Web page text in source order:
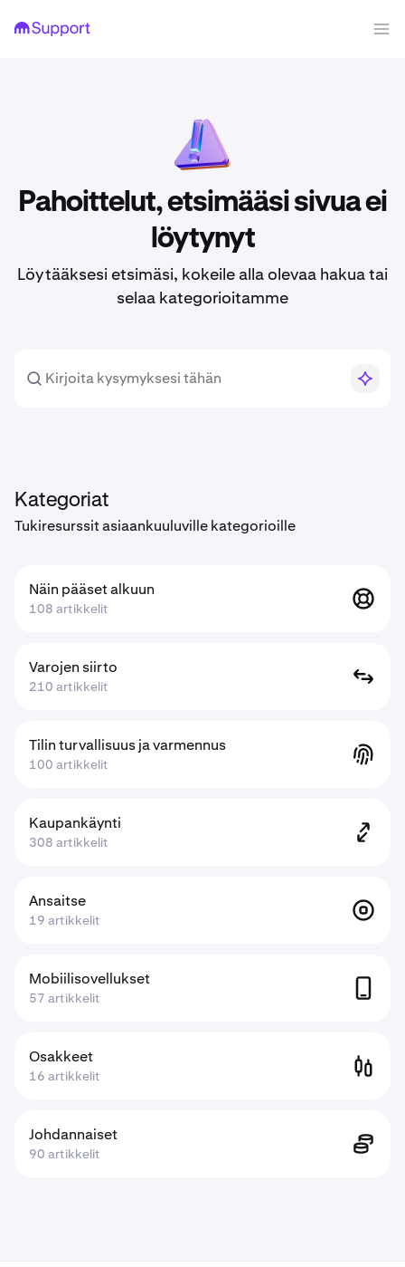
Pahoittelut, etsimääsi sivua ei
löytynyt
Löytääksesi etsimäsi, kokeile alla olevaa hakua tai
selaa kategorioitamme
Kategoriat
Tukiresurssit asiaankuuluville kategorioille
Näin pääset alkuun
108 artikkelit
Varojen siirto
210 artikkelit
Tilin turvallisuus ja varmennus
100 artikkelit
Kaupankäynti
308 artikkelit
Ansaitse
19 artikkelit
Mobiilisovellukset
57 artikkelit
Osakkeet
16 artikkelit
Johdannaiset
90 artikkelit